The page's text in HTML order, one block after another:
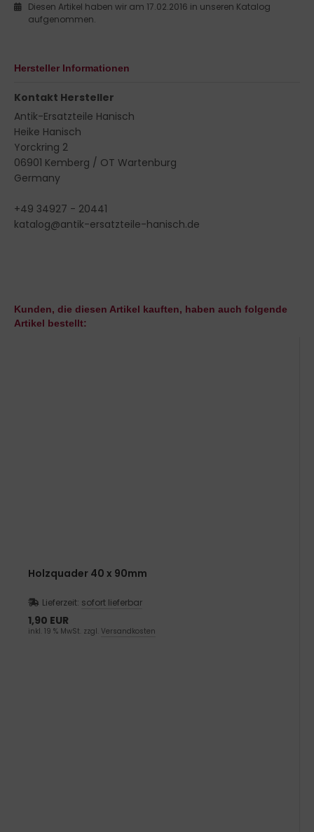
Diesen Artikel haben wir am 17.02.2016 in unseren Katalog
aufgenommen.
Hersteller Informationen
Kontakt Hersteller
Antik-Ersatzteile Hanisch
Heike Hanisch
Yorckring 2
06901 Kemberg / OT Wartenburg
Germany
+49 34927 - 20441
katalog@antik-ersatzteile-hanisch.de
Kunden, die diesen Artikel kauften, haben auch folgende
Artikel bestellt:
Holzquader 40 x 90mm
Lieferzeit: sofort lieferbar
1,90 EUR
inkl. 19 % MwSt. zzgl. Versandkosten